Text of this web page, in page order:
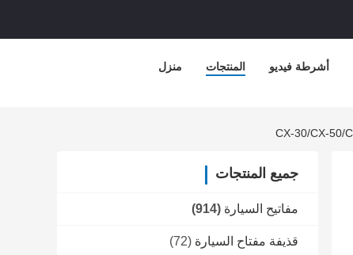
منزل المنتجات أشرطة فيديو
جميع المنتجات
مفاتيح السيارة (914)
قذيفة مفتاح السيارة (72)